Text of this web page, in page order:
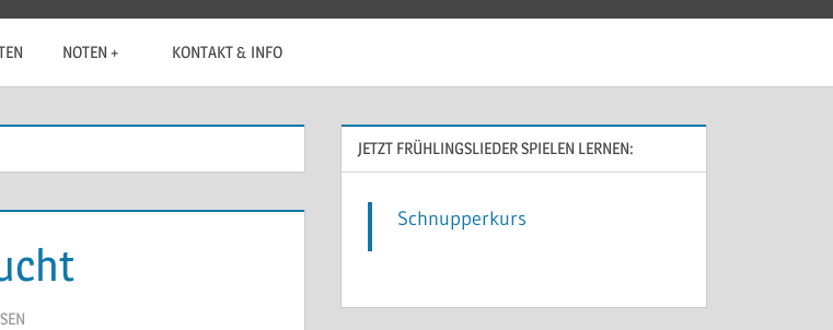
NOTEN + KONTAKT & INFO
JETZT FRÜHLINGSLIEDER SPIELEN LERNEN:
Schnupperkurs